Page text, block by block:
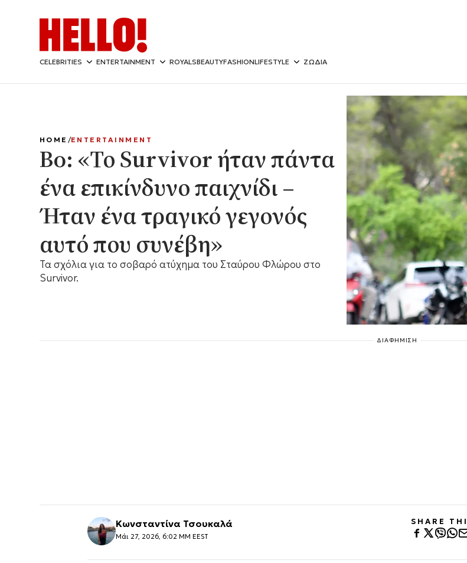
CELEBRITIES ENTERTAINMENT ROYALSBEAUTYFASHIONLIFESTYLE ΖΩΔΙΑ
HOME ENTERTAINMENT
Bo: «Το Survivor ήταν πάντα
ένα επικίνδυνο παιχνίδι –
Ήταν ένα τραγικό γεγονός
αυτό που συνέβη»
Τα σχόλια για το σοβαρό ατύχημα του Σταύρου Φλώρου στο
Survivor.
ΔΙΑΦΗΜΙΣΗ
Κωνσταντίνα Τσουκαλά
Μάι 27, 2026, 6:02 ΜΜ EEST
SHARE